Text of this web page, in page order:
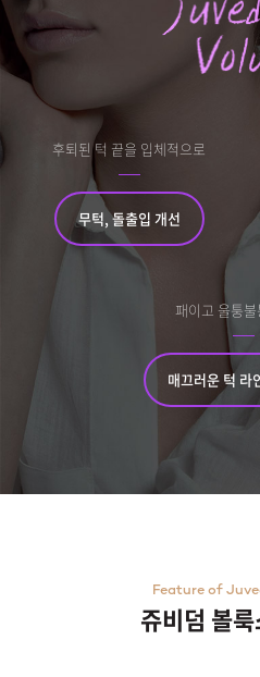
명동점
미아사거리점
세종점
후퇴된 턱 끝을 입체적으로
무턱, 돌출입 개선
패이고 울퉁
매끄러운 턱 라
Feature of
쥬비덤 볼